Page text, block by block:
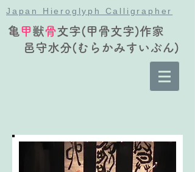
Japan Hieroglyph Calligrapher
亀甲獣骨文字(甲骨文字)作家
邑守水分(むらかみすいぶん)